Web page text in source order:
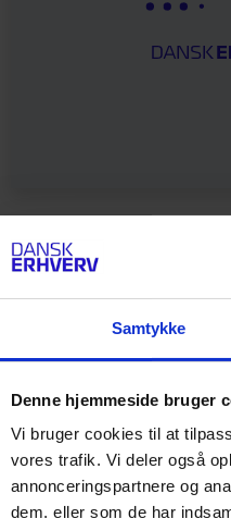
Samtykke
Denne hjemmeside bruger
Vi bruger cookies til at
vores trafik. Vi deler også
annonceringspartnere og
dem, eller som de har
At
og